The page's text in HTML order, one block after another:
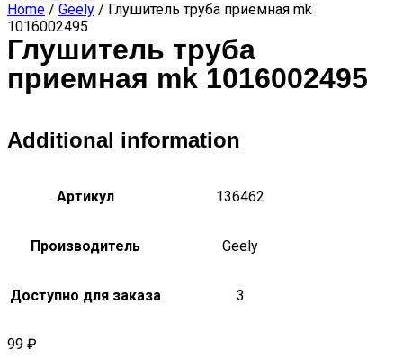
Home / Geely / Глушитель труба приемная mk
1016002495
Глушитель труба
приемная mk 1016002495
Additional information
Артикул 136462
Производитель Geely
Доступно для заказа 3
99 ₽